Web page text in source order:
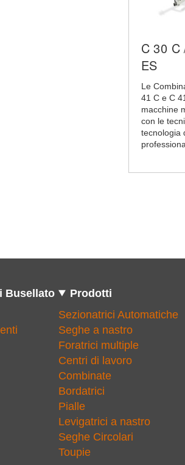
C 30 C
ES
Le
41 C e C
macchine
con le
tecnologia
Busellato
Prodotti
Sezionatrici Automatiche
Seghe a nastro
Foratrici multiple
Centri di lavoro
Combinate
Bordatrici
Pialle
Levigatrici a nastro
Seghe Circolari
Toupie